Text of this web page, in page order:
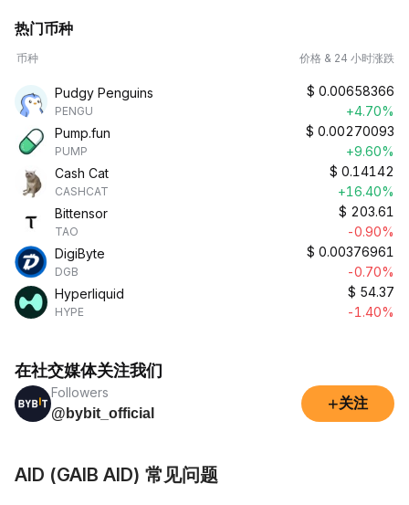
热门币种
币种 价格 & 24 小时涨跌
Pudgy Penguins
PENGU
$ 0.00658366
+4.70%
Pump.fun
PUMP
$ 0.00270093
+9.60%
Cash Cat
CASHCAT
$ 0.14142
+16.40%
Bittensor
TAO
$ 203.61
-0.90%
DigiByte
DGB
$ 0.00376961
-0.70%
Hyperliquid
HYPE
$ 54.37
-1.40%
在社交媒体关注我们
Followers
@bybit_official
+关注
AID (GAIB AID) 常见问题